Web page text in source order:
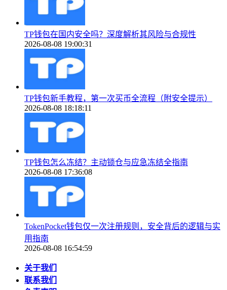
TP钱包在国内安全吗？深度解析其风险与合规性
2026-08-08 19:00:31
TP钱包新手教程，第一次买币全流程（附安全提示）
2026-08-08 18:18:11
TP钱包怎么冻结？主动锁仓与应急冻结全指南
2026-08-08 17:36:08
TokenPocket钱包仅一次注册规则，安全背后的逻辑与实
用指南
2026-08-08 16:54:59
关于我们
联系我们